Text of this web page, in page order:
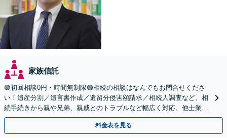
家族信託
🟢初回相談0円・時間無制限🟢相続の相談はなんでもお問合せくださ
い！遺産分割／遺言書作成／遺留分侵害額請求／相続人調査など。相
続手続きから親や兄弟、親戚とのトラブルなど幅広く対応。他士業と
も連携可能です【出張相談可】【東所沢駅30秒】
料金表を見る